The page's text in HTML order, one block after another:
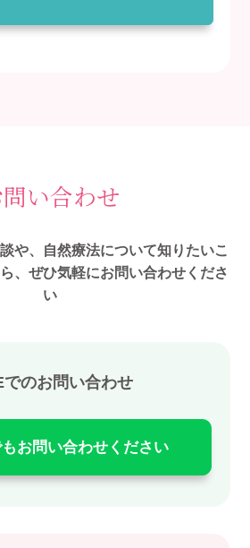
い合わせ
や、自然療法について知りたいこ
、ぜひ気軽にお問い合わせくださ
い
でのお問い合わせ
お問い合わせください